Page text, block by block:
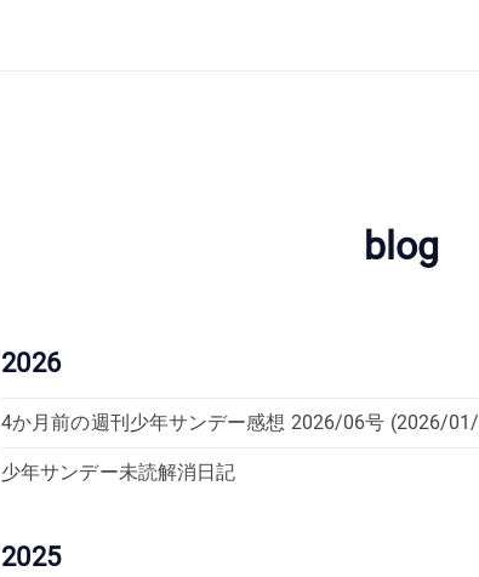
blog
2026
4か月前の週刊少年サンデー感想 2026/06号 (2026/
少年サンデー未読解消日記
2025